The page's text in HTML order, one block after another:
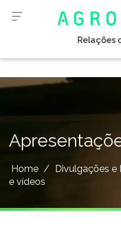
Relações
Home / Divulgações e
e vídeos